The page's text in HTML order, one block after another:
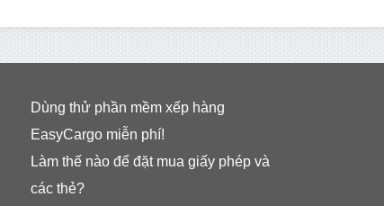
Dùng thử phần mềm xếp hàng
EasyCargo miễn phí!
Làm thế nào để đặt mua giấy phép và
các thẻ?